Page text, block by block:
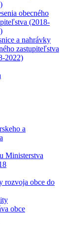
obecného
(2018-
a nahrávky
zastupiteľstva
2022)
a
Ministerstva
rozvoja obce do
obce